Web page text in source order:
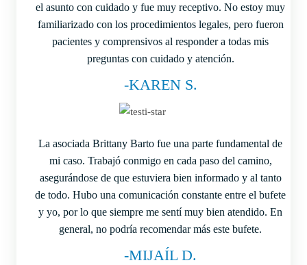
el asunto con cuidado y fue muy receptivo. No estoy muy
familiarizado con los procedimientos legales, pero fueron
pacientes y comprensivos al responder a todas mis
preguntas con cuidado y atención.
-KAREN S.
La asociada Brittany Barto fue una parte fundamental de
mi caso. Trabajó conmigo en cada paso del camino,
asegurándose de que estuviera bien informado y al tanto
de todo. Hubo una comunicación constante entre el bufete
y yo, por lo que siempre me sentí muy bien atendido. En
general, no podría recomendar más este bufete.
-MIJAÍL D.